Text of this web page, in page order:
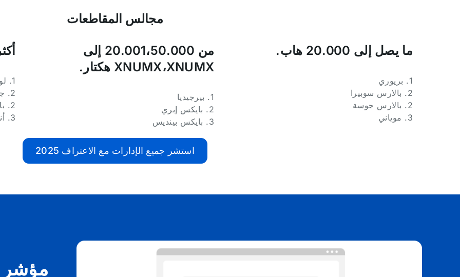
مجالس المقاطعات
ما يصل إلى 20.000 هاب.
1. بريوري
2. بالارس سوبيرا
2. بالارس جوسة
3. موياني
من 20.001،50.000 إلى
XNUMX،XNUMX هكتار.
1. بيرجيديا
2. بايكس إبري
3. بايكس بينديس
أكثر
1. لوير يوبريجات
2. جيرونا
2. باجيس
3. أنويا
استشر جميع الإدارات مع الاعتراف 2025
مؤشر